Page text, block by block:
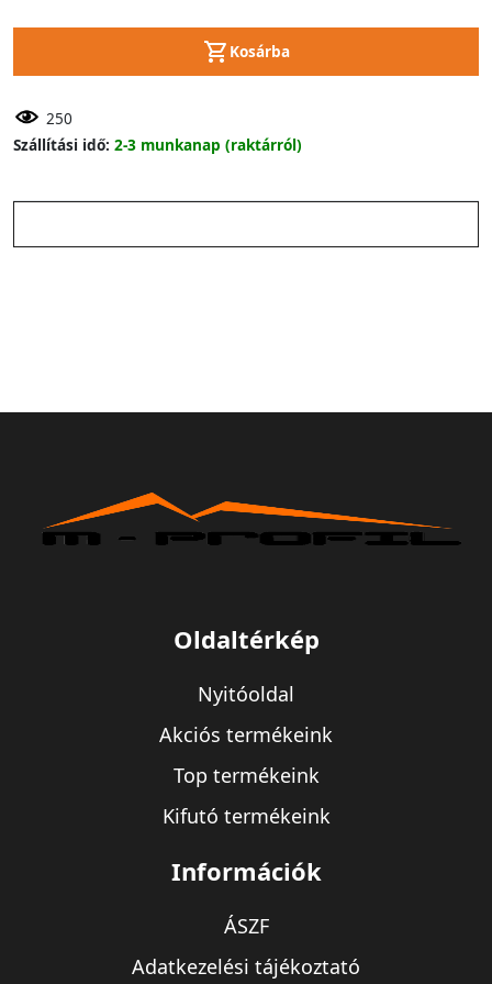
Kosárba
250
Szállítási idő: 2-3 munkanap (raktárról)
Oldaltérkép
Nyitóoldal
Akciós termékeink
Top termékeink
Kifutó termékeink
Információk
ÁSZF
Adatkezelési tájékoztató